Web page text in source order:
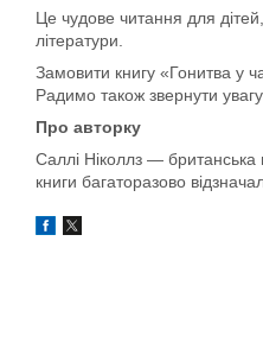
Це чудове читання для дітей,
літератури.
Замовити книгу «Гонитва у
Радимо також звернути
Про авторку
Саллі Ніколлз — британська
книги багаторазово